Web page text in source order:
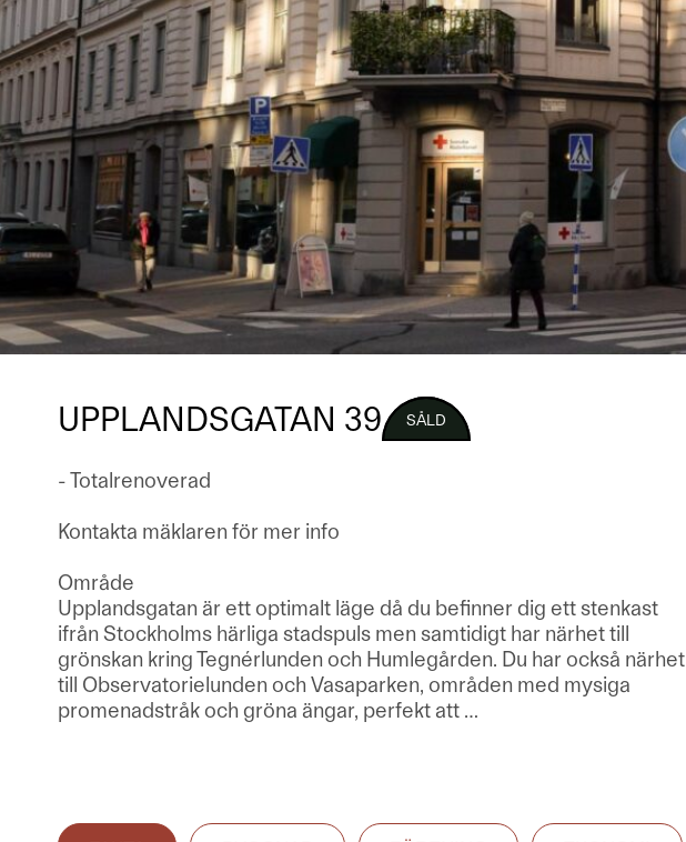
UPPLANDSGATAN 39 SÅLD
- Totalrenoverad
Kontakta mäklaren för mer info
Område
Upplandsgatan är ett optimalt läge då du befinner dig ett stenkast
ifrån Stockholms härliga stadspuls men samtidigt har närhet till
grönskan kring Tegnérlunden och Humlegården. Du har också närhet
till Observatorielunden och Vasaparken, områden med mysiga
promenadstråk och gröna ängar, perfekt att …